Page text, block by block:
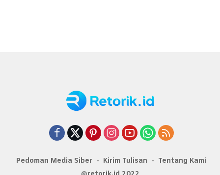
Pedoman Media Siber Kirim Tulisan
Tentang Kami